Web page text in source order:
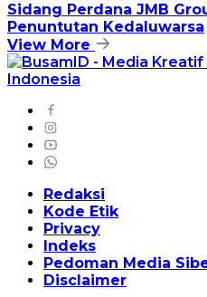
Sidang Perdana JMB
Penuntutan Kedaluwarsa
View More
Redaksi
Kode Etik
Privacy
Indeks
Pedoman Media
Disclaimer